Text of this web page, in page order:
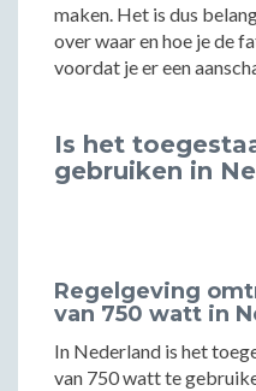
maken. Het is dus
over waar en hoe je de
voordat je er een
Is het
gebruiken in
Regelgeving
van 750 watt in
In Nederland is het
van 750 watt te